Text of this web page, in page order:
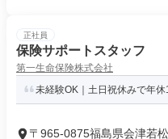
正社員
保険サポートスタッフ
第一生命保険株式会社
未経験OK｜土日祝休みで年
〒965-0875福島県会津若